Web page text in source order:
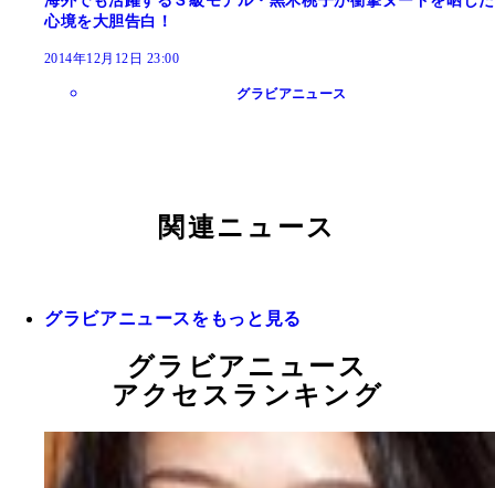
心境を大胆告白！
2014年12月12日 23:00
グラビアニュース
関連ニュース
グラビアニュースをもっと見る
グラビアニュース
アクセスランキング